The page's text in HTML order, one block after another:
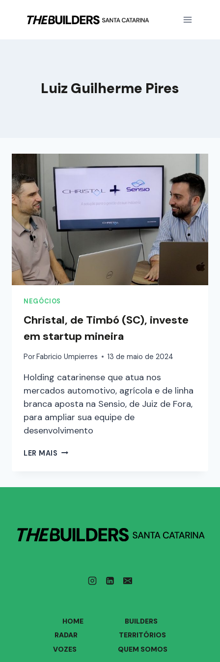
Luiz Guilherme Pires
NEGÓCIOS
Christal, de Timbó (SC), investe
em startup mineira
PorFabricio Umpierres 13 de maio de 2024
Holding catarinense que atua nos
mercados automotivo, agrícola e de linha
branca aposta na Sensio, de Juiz de Fora,
para ampliar sua equipe de
desenvolvimento
LER MAIS
HOME
BUILDERS
RADAR
TERRITÓRIOS
VOZES
QUEM SOMOS